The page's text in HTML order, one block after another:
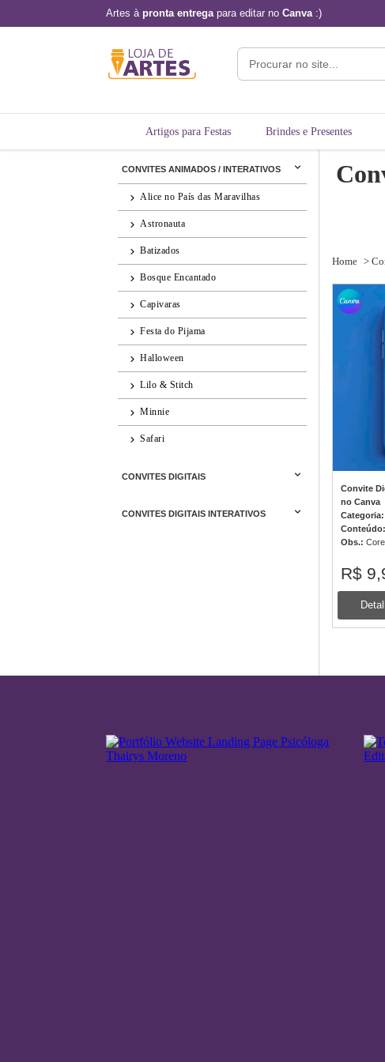
Artes à pronta entregapara editar noCanva:)
Artigos para Festas Brindes e Presentes
CONVITES ANIMADOS / INTERATIVOS
Alice no País das Maravilhas
Astronauta
Batizados
Bosque Encantado
Capivaras
Festa do Pijama
Halloween
Lilo & Stitch
Minnie
Safari
CONVITES DIGITAIS
CONVITES DIGITAIS INTERATIVOS
Home >
Convite
no Canva
Categoria:
Conteúdo:
Obs.:
R$